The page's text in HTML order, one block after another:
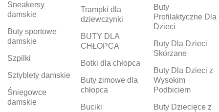
Sneakersy
damskie
Buty sportowe
damskie
Szpilki
Sztyblety damskie
Śniegowce
damskie
Trampki dla
dziewczynki
BUTY DLA
CHŁOPCA
Botki dla chłopca
Buty zimowe dla
chłopca
Buciki
Buty
Profilaktyczne Dla
Dzieci
Buty Dla Dzieci
Skórzane
Buty Dla Dzieci z
Wysokim
Podbiciem
Buty Dziecięce z